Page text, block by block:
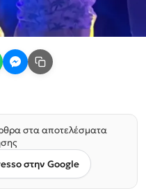
στα αποτελέσματα
στην Google